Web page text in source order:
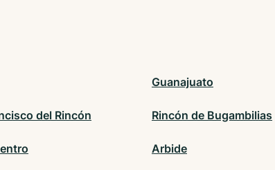
Guanajuato
del Rincón Rincón de Bugambilias
Arbide